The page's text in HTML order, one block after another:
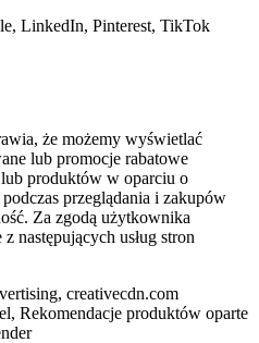
LinkedIn, Pinterest, TikTok
że możemy wyświetlać
lub promocje rabatowe
produktów w oparciu o
przeglądania i zakupów
Za zgodą użytkownika
następujących usług stron
creativecdn.com
Rekomendacje produktów oparte